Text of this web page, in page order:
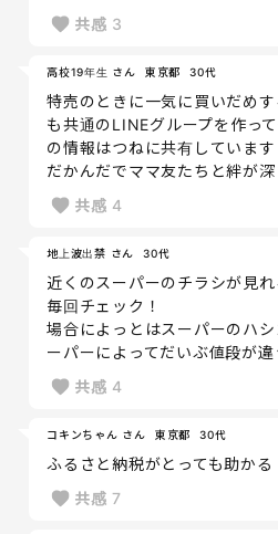
共感 3
高校19年生 さん 東京都 30代
特売のときに一気に買いだめ
も共通のLINEグループを作っ
の情報はつねに共有していま
だかんだでママ友たちと絆が深
共感 4
地上波出禁 さん 30代
近くのスーパーのチラシが見
毎回チェック！
場合によっとはスーパーのハ
ーパーによってだいぶ値段が違
共感 4
コキンちゃん さん 東京都 30代
ふるさと納税がとっても助かる
共感 7